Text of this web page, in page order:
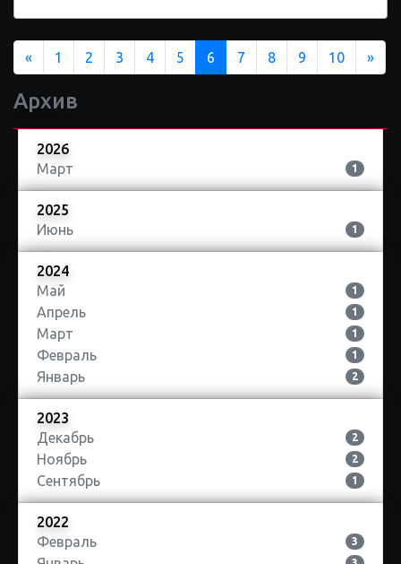
«Previous
1 2 3 4 5 6 7 8 9 10 »
Архив
2026
Март
1
2025
Июнь
1
2024
Май
1
Апрель 1
Март 1
Февраль 1
Январь 2
2023
Декабрь
2
Ноябрь 2
Сентябрь 1
2022
Февраль
3